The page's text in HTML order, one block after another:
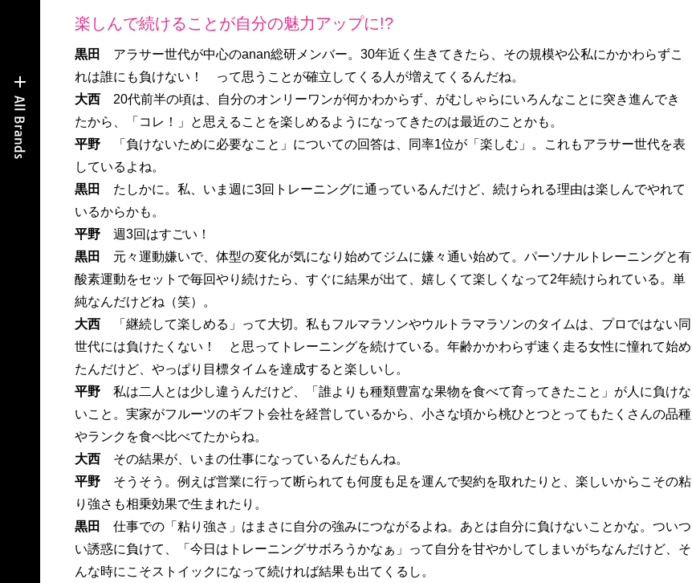
楽しんで続けることが自分の魅力アップに!?
黒田 アラサー世代が中心のanan総研メンバー。30年近く生きてきたら、その規模や公私にかかわらずこ
れは誰にも負けない！ って思うことが確立してくる人が増えてくるんだね。
大西 20代前半の頃は、自分のオンリーワンが何かわからず、がむしゃらにいろんなことに突き進んでき
たから、「コレ！」と思えることを楽しめるようになってきたのは最近のことかも。
平野
「負けないために必要なこと」についての回答は、同率1位が「楽しむ」。これもアラサー世代を表
しているよね。
黒田 たしかに。私、いま週に3回トレーニングに通っているんだけど、続けられる理由は楽しんでやれて
いるからかも。
平野 週3回はすごい！
黒田 元々運動嫌いで、体型の変化が気になり始めてジムに嫌々通い始めて。パーソナルトレーニングと有
酸素運動をセットで毎回やり続けたら、すぐに結果が出て、嬉しくて楽しくなって2年続けられている。単
純なんだけどね（笑）。
大西
「継続して楽しめる」って大切。私もフルマラソンやウルトラマラソンのタイムは、プロではない同
世代には負けたくない！ と思ってトレーニングを続けている。年齢かかわらず速く走る女性に憧れて始め
たんだけど、やっぱり目標タイムを達成すると楽しいし。
平野 私は二人とは少し違うんだけど、「誰よりも種類豊富な果物を食べて育ってきたこと」が人に負けな
いこと。実家がフルーツのギフト会社を経営しているから、小さな頃から桃ひとつとってもたくさんの品種
やランクを食べ比べてたからね。
大西 その結果が、いまの仕事になっているんだもんね。
平野 そうそう。例えば営業に行って断られても何度も足を運んで契約を取れたりと、楽しいからこその粘
り強さも相乗効果で生まれたり。
黒田 仕事での「粘り強さ」はまさに自分の強みにつながるよね。あとは自分に負けないことかな。ついつ
い誘惑に負けて、「今日はトレーニングサボろうかなぁ」って自分を甘やかしてしまいがちなんだけど、そ
んな時にこそストイックになって続ければ結果も出てくるし。